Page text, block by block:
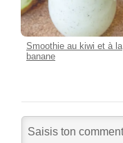
Smoothie au kiwi et à la
banane